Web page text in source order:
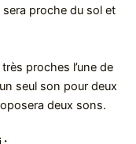
proche du sol et
proches l’une de
seul son pour deux
deux sons.